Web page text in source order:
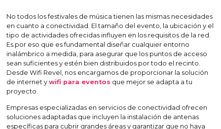
No todos los festivales de música tienen las mismas necesidades
en cuanto a conectividad. El tamaño del evento, la ubicación y el
tipo de actividades ofrecidas influyen en los requisitos de la red.
Es por eso que es fundamental diseñar cualquier entorno
inalámbrico a medida, para asegurar que los puntos de acceso
sean suficientes y estén bien distribuidos por todo el recinto.
Desde Wifi Revel, nos encargamos de proporcionar la solución
de internet y wifi para eventos que mejor se adapta a tu
proyecto.
Empresas especializadas en servicios de conectividad ofrecen
soluciones adaptadas que incluyen la instalación de antenas
específicas para cubrir grandes áreas y garantizar que no haya